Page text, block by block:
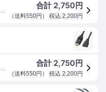
合計 2,750 円
（送料550円 ） 税込 2,200円
合計 2,750 円
（送料550円 ） 税込 2,200円